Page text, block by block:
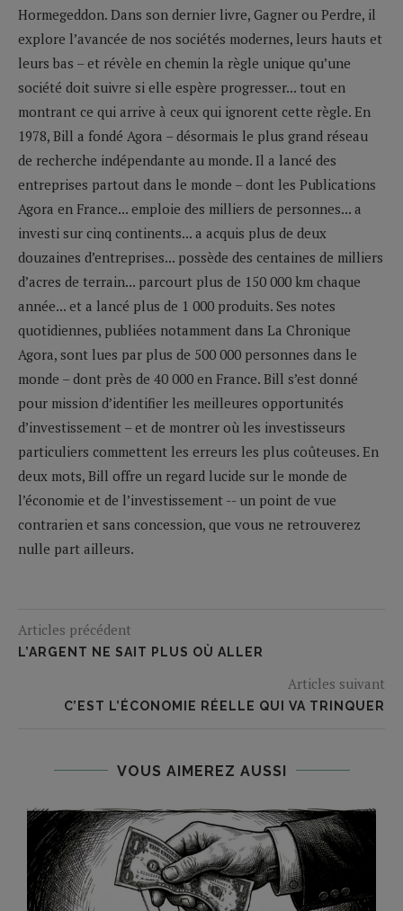
Hormegeddon. Dans son dernier livre, Gagner ou Perdre, il
explore l’avancée de nos sociétés modernes, leurs hauts et
leurs bas – et révèle en chemin la règle unique qu’une
société doit suivre si elle espère progresser... tout en
montrant ce qui arrive à ceux qui ignorent cette règle. En
1978, Bill a fondé Agora – désormais le plus grand réseau
de recherche indépendante au monde. Il a lancé des
entreprises partout dans le monde – dont les Publications
Agora en France... emploie des milliers de personnes... a
investi sur cinq continents... a acquis plus de deux
douzaines d’entreprises... possède des centaines de milliers
d’acres de terrain... parcourt plus de 150 000 km chaque
année... et a lancé plus de 1 000 produits. Ses notes
quotidiennes, publiées notamment dans La Chronique
Agora, sont lues par plus de 500 000 personnes dans le
monde – dont près de 40 000 en France. Bill s’est donné
pour mission d’identifier les meilleures opportunités
d’investissement – et de montrer où les investisseurs
particuliers commettent les erreurs les plus coûteuses. En
deux mots, Bill offre un regard lucide sur le monde de
l’économie et de l’investissement -- un point de vue
contrarien et sans concession, que vous ne retrouverez
nulle part ailleurs.
Articles précédent
L’ARGENT NE SAIT PLUS OÙ ALLER
Articles suivant
C’EST L’ÉCONOMIE RÉELLE QUI VA TRINQUER
VOUS AIMEREZ AUSSI